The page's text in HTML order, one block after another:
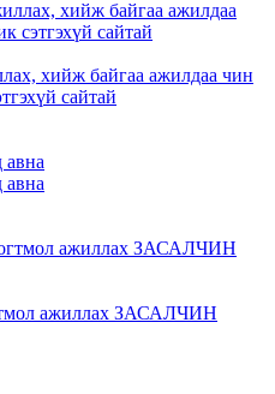
хийж байгаа ажилдаа чин
сайтай
ажиллах ЗАСАЛЧИН